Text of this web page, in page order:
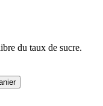
du taux de sucre.